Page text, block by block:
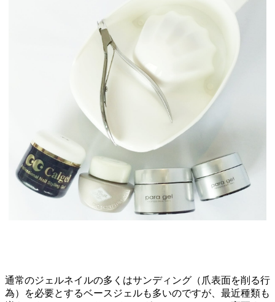
通常のジェルネイルの多くはサンディング（爪表面を削る行
為）を必要とするベースジェルも多いのですが、最近種類も